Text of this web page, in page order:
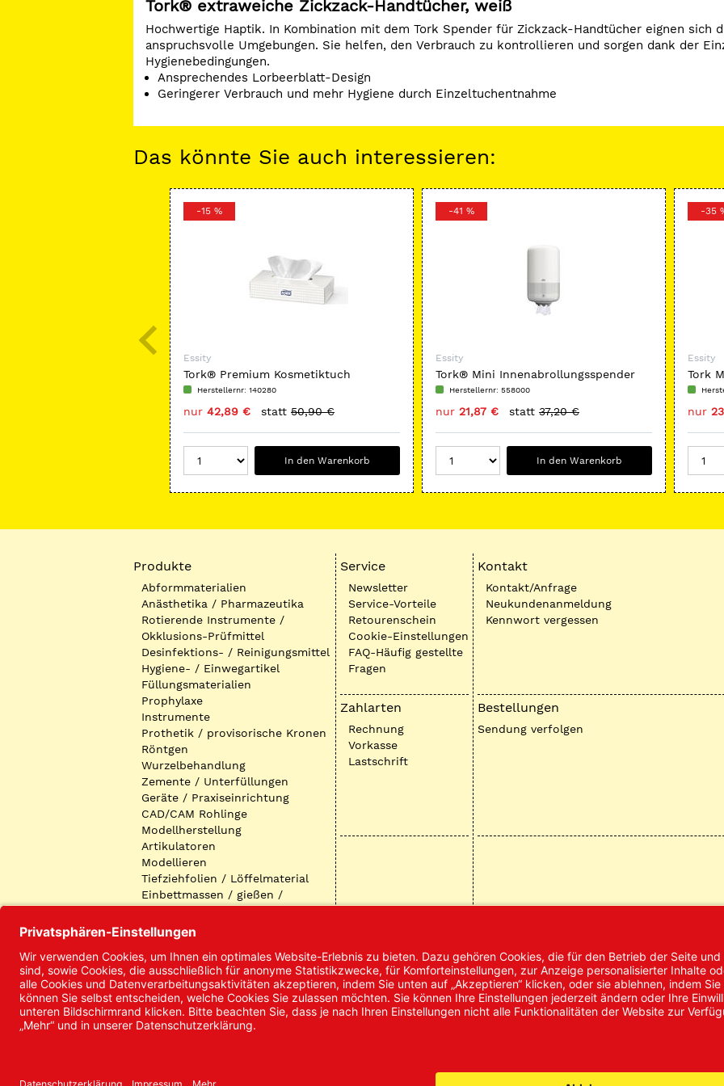
Tork® extraweiche Zickzack-Handtücher, weiß
Hochwertige Haptik. In Kombination mit dem Tork Spender für Zickzack-Handtücher eignen sich
anspruchsvolle Umgebungen. Sie helfen, den Verbrauch zu kontrollieren und sorgen dank der
Hygienebedingungen.
Ansprechendes Lorbeerblatt-Design
Geringerer Verbrauch und mehr Hygiene durch Einzeltuchentnahme
Das könnte Sie auch interessieren:
-15 %
Essity
Tork® Premium Kosmetiktuch
Herstellernr: 140280
nur 42,89 € statt 50,90 €
In den Warenkorb
-41 %
Essity
Tork® Mini Innenabrollungsspender
Herstellernr: 558000
nur 21,87 € statt 37,20 €
In den Warenkorb
-35
Essity
Tork
nur
Produkte
Abformmaterialien
Anästhetika / Pharmazeutika
Rotierende Instrumente /
Okklusions-Prüfmittel
Desinfektions- / Reinigungsmittel
Hygiene- / Einwegartikel
Füllungsmaterialien
Prophylaxe
Instrumente
Prothetik / provisorische Kronen
Röntgen
Wurzelbehandlung
Zemente / Unterfüllungen
Geräte / Praxiseinrichtung
CAD/CAM Rohlinge
Modellherstellung
Artikulatoren
Modellieren
Tiefziehfolien / Löffelmaterial
Einbettmassen / gießen /
Oberflächenbearbeitung
Keramik
Verblendmaterialien
Instrumente
Kieferorthopädie /
Klammerdrähte
Verschiedenes (Labor)
Service
Newsletter
Service-Vorteile
Retourenschein
Cookie-Einstellungen
FAQ-Häufig gestellte
Fragen
Zahlarten
Rechnung
Vorkasse
Lastschrift
Kontakt
Kontakt/Anfrage
Neukundenanmeldung
Kennwort vergessen
Bestellungen
Sendung verfolgen